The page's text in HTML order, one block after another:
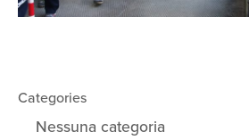
Categories
Nessuna categoria